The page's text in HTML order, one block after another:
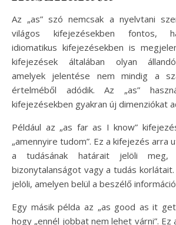
Az „as” szó nemcsak a nyelvtani
világos kifejezésekben fontos,
idiomatikus kifejezésekben is
kifejezések általában olyan
amelyek jelentése nem mindig a
értelméből adódik. Az „as”
kifejezésekben gyakran új dimenziókat
Például az „as far as I know”
„amennyire tudom”. Ez a kifejezés arra
a tudásának határait jelöli
bizonytalanságot vagy a tudás
jelöli, amelyen belül a beszélő
Egy másik példa az „as good as it
hogy „ennél jobbat nem lehet várni”. Ez